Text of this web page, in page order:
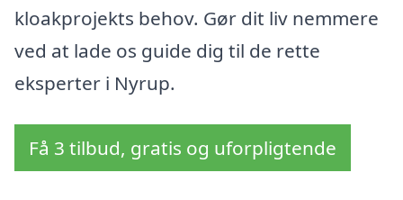
kloakprojekts behov. Gør dit liv nemmere
ved at lade os guide dig til de rette
eksperter i Nyrup.
Få 3 tilbud, gratis og uforpligtende